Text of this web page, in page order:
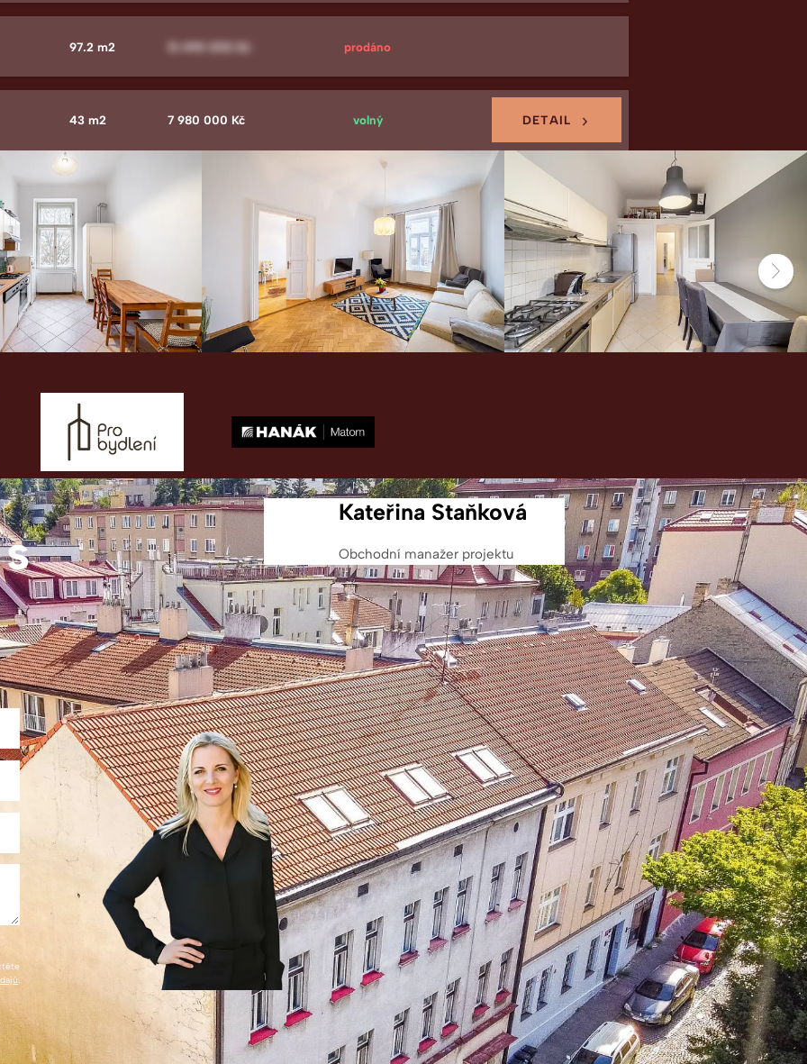
97.2 m2 13 490 000 Kč prodáno
43 m2 7 980 000 Kč volný DETAIL
.
Kateřina Staňková
Obchodní manažer projektu